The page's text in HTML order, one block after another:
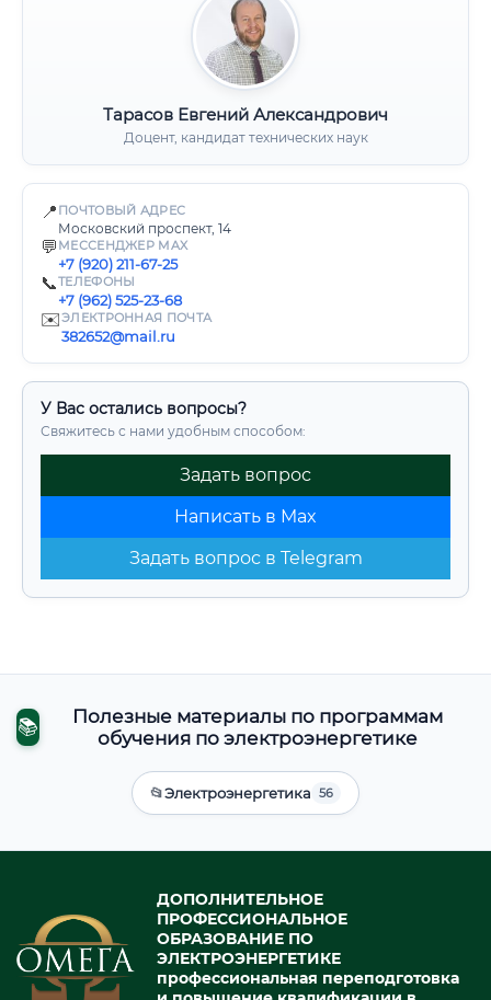
Тарасов Евгений Александрович
Доцент, кандидат технических наук
📍 ПОЧТОВЫЙ АДРЕС
Московский проспект, 14
💬 МЕССЕНДЖЕР MAX
+7 (920) 211-67-25
📞ТЕЛЕФОНЫ
+7 (962) 525-23-68
✉️ЭЛЕКТРОННАЯ ПОЧТА
382652@mail.ru
У Вас остались вопросы?
Свяжитесь с нами удобным способом:
Задать вопрос
Написать в Max
Задать вопрос в Telegram
📚
Полезные материалы по программам
обучения по электроэнергетике
📂Электроэнергетика 56
ДОПОЛНИТЕЛЬНОЕ
ПРОФЕССИОНАЛЬНОЕ
ОБРАЗОВАНИЕ ПО
ЭЛЕКТРОЭНЕРГЕТИКЕ
профессиональная переподготовка